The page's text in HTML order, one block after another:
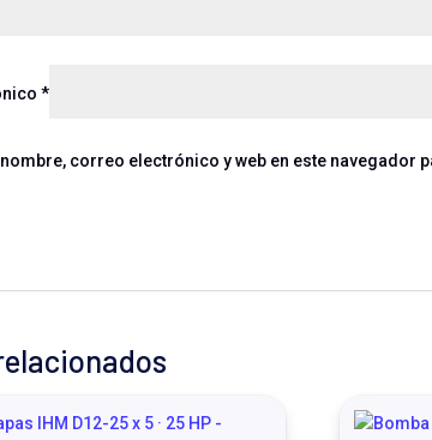
*
correo electrónico y web en este navegador